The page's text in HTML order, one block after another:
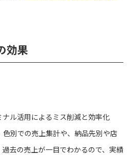
効果
ル活用によるミス削減と効率化
別での売上集計や、納品先別や店
去の売上が一目でわかるので、実績